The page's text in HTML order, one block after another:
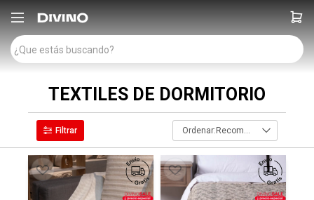

TEXTILES DE DORMITORIO
Recomendados